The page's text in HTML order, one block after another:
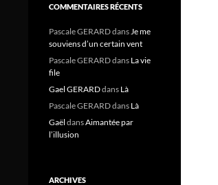
COMMENTAIRES RÉCENTS
Pascale GERARDdansJe me
souviens d’un certain vent
Pascale GERARDdans La vie
file
Gael GERARDdans Là
Pascale GERARDdans Là
Gaël dansAimantée par
l’illusion
ARCHIVES